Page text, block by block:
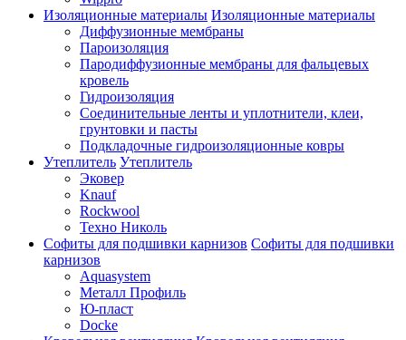
Изоляционные материалы Изоляционные материалы
Диффузионные мембраны
Пароизоляция
Пародиффузионные мембраны для фальцевых
кровель
Гидроизоляция
Соединительные ленты и уплотнители, клеи,
грунтовки и пасты
Подкладочные гидроизоляционные ковры
Утеплитель Утеплитель
Эковер
Knauf
Rockwool
Техно Николь
Софиты для подшивки карнизов Софиты для подшивки
карнизов
Aquasystem
Металл Профиль
Ю-пласт
Docke